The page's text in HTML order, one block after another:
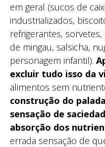
em geral (sucos de
industrializados,
refrigerantes,
de mingau, salsicha,
personagem infantil).
excluir tudo isso da
alimentos sem
construção do
sensação de
absorção dos
errada sensação de